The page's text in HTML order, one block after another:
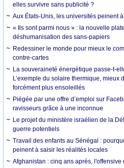
elles survivre sans publicité ?
Aux États-Unis, les universités peinent
« Ils sont parmi nous » : la nouvelle
déshumanisation des sans-papiers
Redessiner le monde pour mieux le
contre-cartes
La souveraineté énergétique passe-t-
L’exemple du solaire thermique, mieux
forcément plus ensoleillés
Piégée par une offre d’emploi sur
ravisseurs grâce à une inconnue
Le projet du ministère israélien de la
guerre potentiels
Travail des enfants au Sénégal :
peinent à saisir les réalités locales
Afghanistan : cinq ans après,